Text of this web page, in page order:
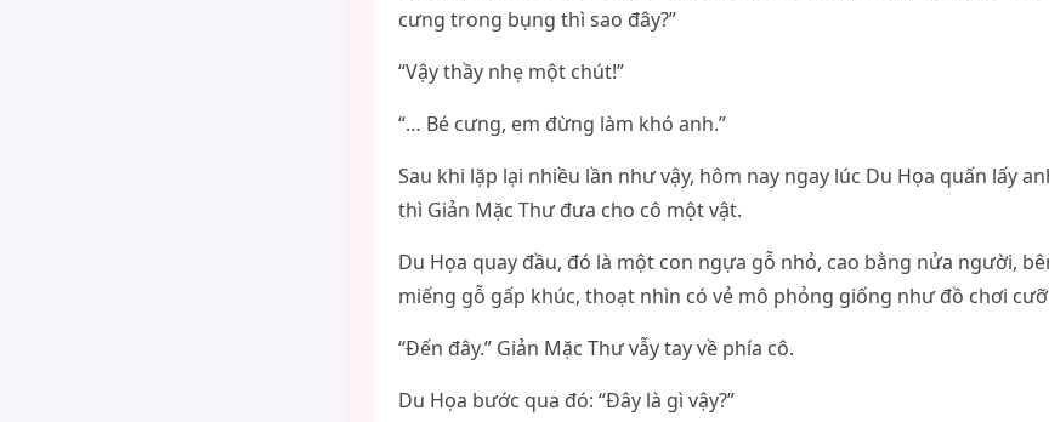
cưng trong bụng thì sao đây?”
“Vậy thầy nhẹ một chút!”
“… Bé cưng, em đừng làm khó anh.”
Sau khi lặp lại nhiều lần như vậy, hôm nay ngay lúc Du Họa quấn lấy
thì Giản Mặc Thư đưa cho cô một vật.
Du Họa quay đầu, đó là một con ngựa gỗ nhỏ, cao bằng nửa người,
miếng gỗ gấp khúc, thoạt nhìn có vẻ mô phỏng giống như đồ chơi
“Đến đây.” Giản Mặc Thư vẫy tay về phía cô.
Du Họa bước qua đó: “Đây là gì vậy?”